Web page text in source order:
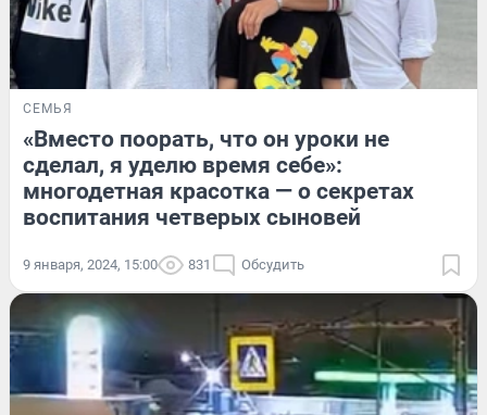
СЕМЬЯ
«Вместо поорать, что он уроки не
сделал, я уделю время себе»:
многодетная красотка — о секретах
воспитания четверых сыновей
9 января, 2024, 15:00 831 Обсудить